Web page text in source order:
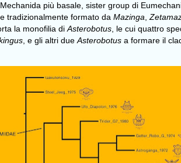
più basale, sister group di
tradizionalmente formato da Mazinga
la monofilia di Asterobotus , le cui quattro
, e gli altri due Asterobotus a formare il